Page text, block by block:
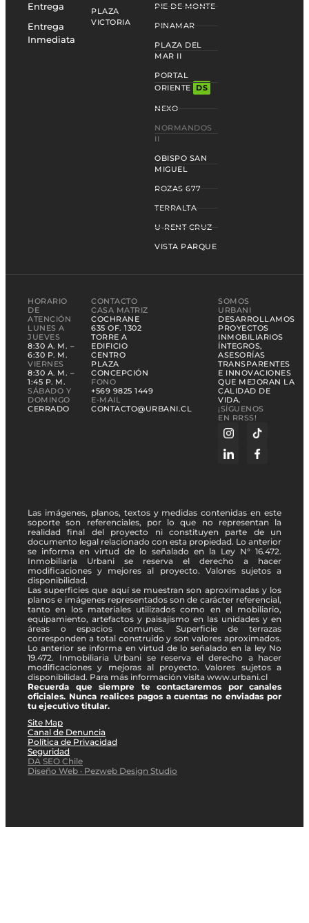
Entrega
Entrega
Inmediata
PLAZA
VICTORIA
PIE DE MONTE
PINAMAR
PLAZA DEL
MAR II
PORTAL
ORIENTE
DS
NEXO
NORMANDOS
II
OBISPO SAN
MIGUEL
ROZAS 677
TERRALTA
U-RENT CRUZ
VISTA PARQUE
HORARIO
DE
ATENCIÓN
LUNES A
JUEVES
8:30 A. M. –
6:30 P. M.
VIERNES
8:30 A. M. –
1:45 P. M.
SÁBADO Y
DOMINGO
CERRADO
CONTACTO
CASA MATRIZ
COCHRANE
635 OF. 1302
TORRE A
EDIFICIO
CENTRO
PLAZA
CONCEPCIÓN
FONO
+569 9825 1449
E-MAIL
CONTACTO@URBANI.CL
SOMOS
URBANI
DESARROLLAMOS
PROYECTOS
INMOBILIARIOS
ÍNTEGROS,
ASESORÍAS
TRANSPARENTES
E INNOVACIONES
QUE MEJORAN LA
CALIDAD DE
VIDA.
¡SÍGUENOS
EN RRSS!
Las imágenes, planos, textos y medidas contenidas en este
soporte son referenciales, por lo que no representan la
realidad final del proyecto ni constituyen parte de un
documento legal relacionado con esta propiedad. Lo anterior
se informa en virtud de lo señalado en la Ley N° 16.472.
Inmobiliaria Urbani se reserva el derecho a hacer
modificaciones y mejores al proyecto. Valores sujetos a
disponibilidad.
Las superficies que aquí se muestran son aproximadas y los
planos e imágenes representados son de carácter referencial,
tanto en los materiales utilizados como en el mobiliario,
equipamiento, artefactos y paisajismo en las unidades y en
áreas o espacios comunes. Superficie de terrazas
corresponden a total construido y son valores aproximados.
Lo anterior se informa en virtud de lo señalado en la ley No
19.472. Inmobiliaria Urbani se reserva el derecho a hacer
modificaciones y mejoras al proyecto. Valores sujetos a
disponibilidad. Para más información visita www.urbani.cl
Recuerda que siempre te contactaremos por canales
oficiales. Nunca realices pagos a cuentas no enviadas por
tu ejecutivo titular.
Site Map
Canal de Denuncia
Política de Privacidad
Seguridad
DA SEO Chile
Diseño Web · Pezweb Design Studio